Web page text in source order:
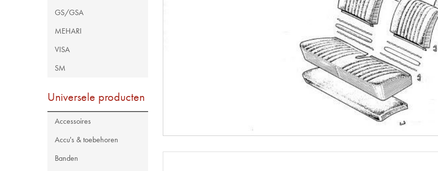
GS/GSA
MEHARI
VISA
SM
Universele producten
Accessoires
Accu's & toebehoren
Banden